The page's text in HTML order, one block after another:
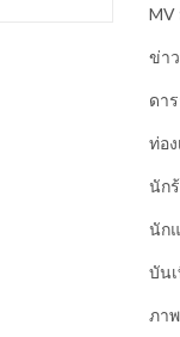
MV
ข่า
ดา
ท่อง
นัก
นัก
บัน
ภา